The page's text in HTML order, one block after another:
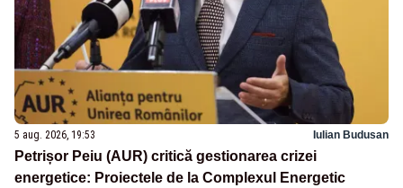
5 aug. 2026, 19:53 Iulian Budusan
Petrișor Peiu (AUR) critică gestionarea crizei
energetice: Proiectele de la Complexul Energetic